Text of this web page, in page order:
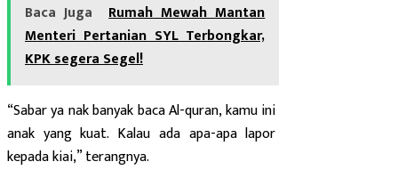
Baca Juga
Rumah Mewah Mantan
Menteri Pertanian SYL Terbongkar,
KPK segera Segel!
“Sabar ya nak banyak baca Al-quran, kamu ini
anak yang kuat. Kalau ada apa-apa lapor
kepada kiai,” terangnya.